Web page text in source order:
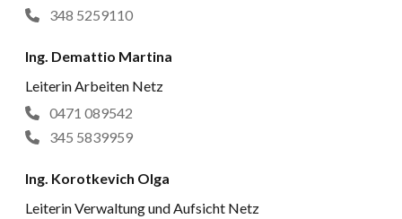
348 5259110
Ing. Demattio Martina
Leiterin Arbeiten Netz
0471 089542
345 5839959
Ing. Korotkevich Olga
Leiterin Verwaltung und Aufsicht Netz